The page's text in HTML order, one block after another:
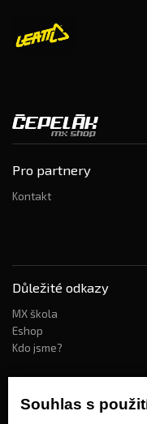
Souhlas s
Pro partnery
Kontakt
Důležité odkazy
MX škola
Eshop
Kdo jsme?
Jak nakupovat?